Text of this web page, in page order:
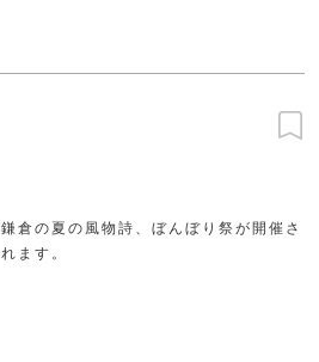
鎌倉の夏の風物詩、ぼんぼり祭が開催さ
れます。